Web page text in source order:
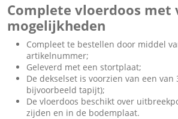
Complete vloerdoos met
mogelijkheden
Compleet te bestellen door middel
artikelnummer;
Geleverd met een stortplaat;
De dekselset is voorzien van een
bijvoorbeeld tapijt);
De vloerdoos beschikt over
zijden en in de bodemplaat.